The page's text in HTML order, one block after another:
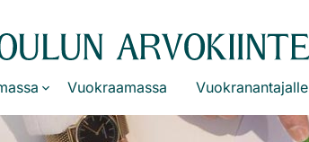
Vuokraamassa Vuokranantajalle